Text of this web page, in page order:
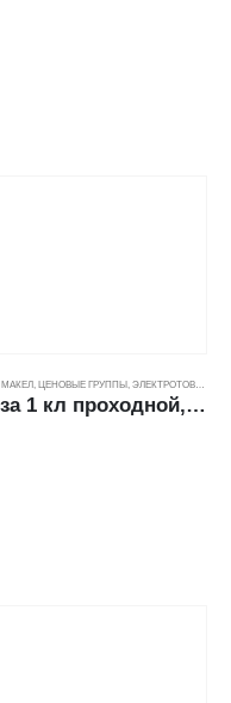
МАКЕЛ, ЦЕНОВЫЕ ГРУППЫ , ЭЛЕКТРОТОВАРЫ
Выключатель МАКЕЛ Мимоза 1 кл проходной, белый (10А/250В) ---